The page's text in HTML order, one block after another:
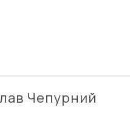
Чепурний